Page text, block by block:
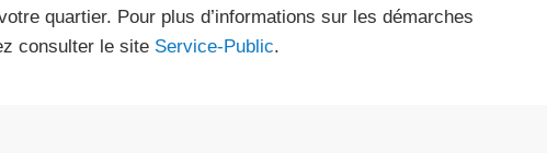
quartier. Pour plus d’informations sur les démarches
consulter le site Service-Public.